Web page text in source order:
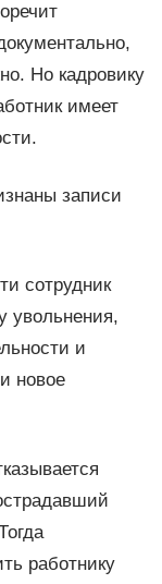
Но кадровику
имеет
записи
сотрудник
увольнения,
и
новое
работнику